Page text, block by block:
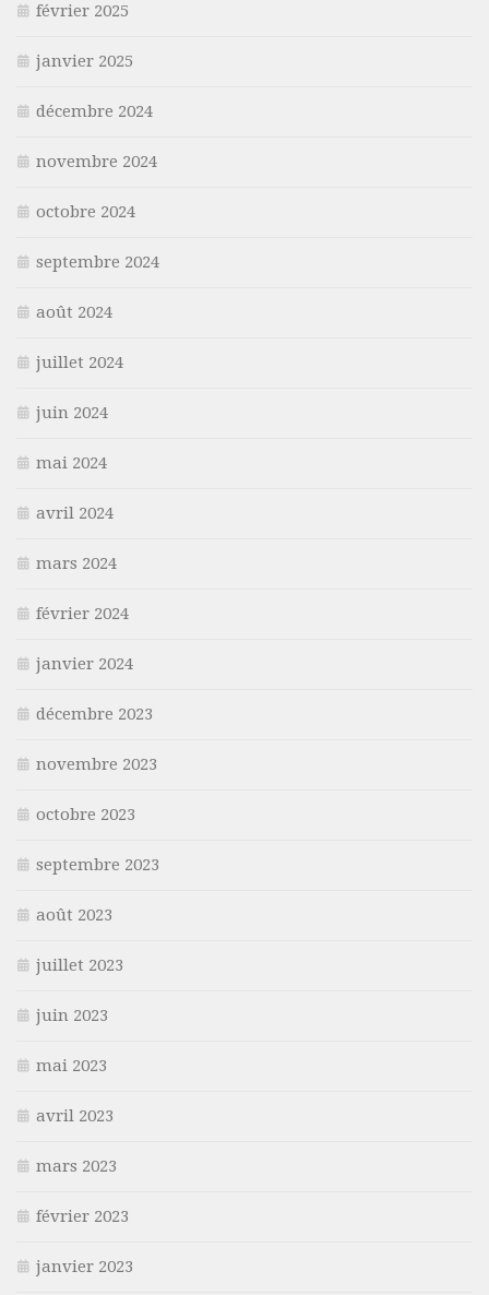
février 2025
janvier 2025
décembre 2024
novembre 2024
octobre 2024
septembre 2024
août 2024
juillet 2024
juin 2024
mai 2024
avril 2024
mars 2024
février 2024
janvier 2024
décembre 2023
novembre 2023
octobre 2023
septembre 2023
août 2023
juillet 2023
juin 2023
mai 2023
avril 2023
mars 2023
février 2023
janvier 2023